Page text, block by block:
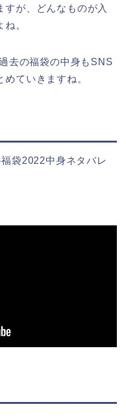
すが、どんなものが入
。
去の福袋の中身もSNS
ていきますね。
袋2022中身ネタバレ